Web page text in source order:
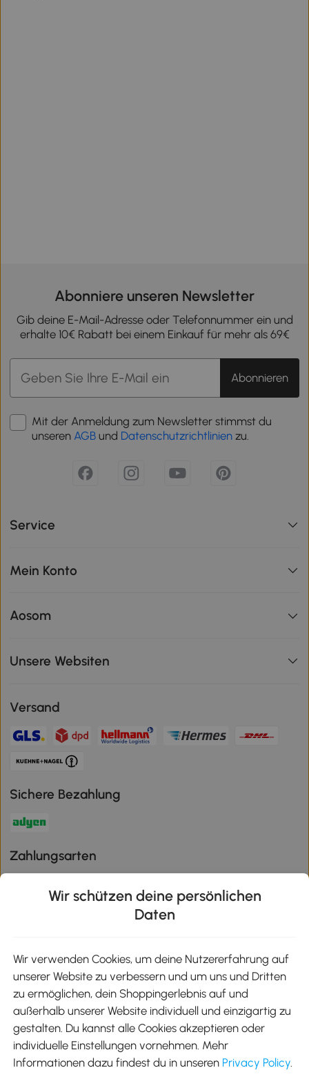
Abonniere unseren Newsletter
Gib deine E-Mail-Adresse oder Telefonnummer ein und
erhalte 10€ Rabatt bei einem Einkauf für mehr als 69€
Abonnieren
Mit der Anmeldung zum Newsletter stimmst du
unseren AGB und Datenschutzrichtlinien zu.
Service
Mein Konto
Aosom
Unsere Websiten
Versand
Sichere Bezahlung
Zahlungsarten
Aosom-App
Google Play
Wir schützen deine persönlichen
Daten
Wir verwenden Cookies, um deine Nutzererfahrung auf
unserer Website zu verbessern und um uns und Dritten
zu ermöglichen, dein Shoppingerlebnis auf und
außerhalb unserer Website individuell und einzigartig zu
gestalten. Du kannst alle Cookies akzeptieren oder
individuelle Einstellungen vornehmen. Mehr
Informationen dazu findest du in unseren Privacy Policy.